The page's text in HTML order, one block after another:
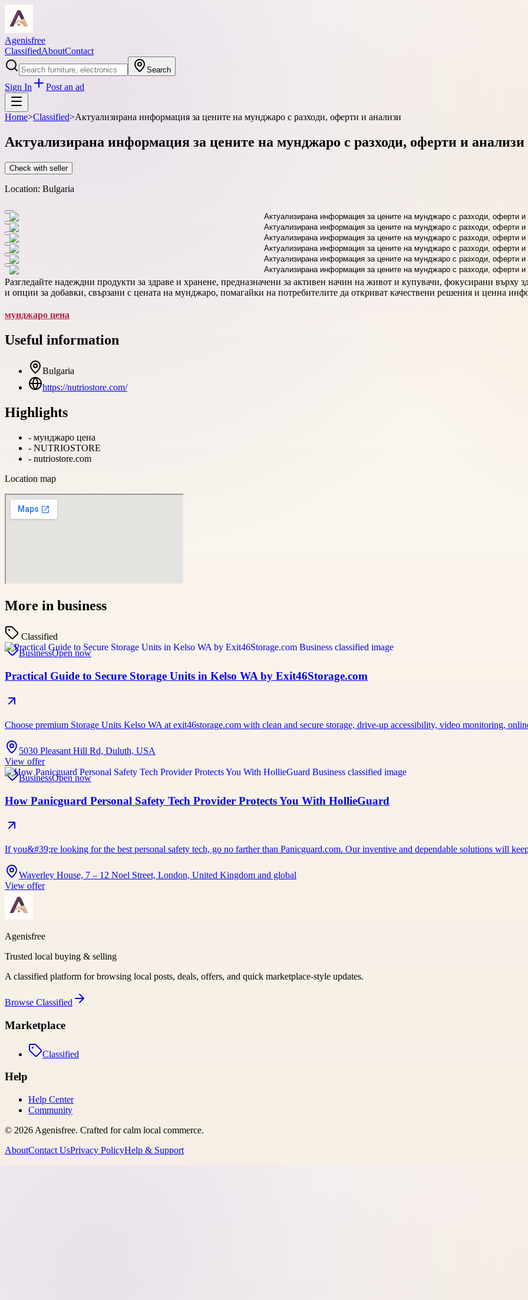
Agenisfree
ClassifiedAboutContact
Search
Sign In Post an ad
Home>Classified>Актуализирана информация за цените на мунджаро с разходи, оферти и анализи
Актуализирана информация за цените на мунджаро с разходи, оферти и анализи
Check with seller
Location: Bulgaria
Разгледайте надеждни продукти за здраве и хранене, предназначени за активен начин на живот и купувачи, фокусирани върху
и опции за добавки, свързани с цената на мунджаро, помагайки на потребителите да откриват качествени решения и ценна
мунджаро цена
Useful information
Bulgaria
https://nutriostore.com/
Highlights
- мунджаро цена
- NUTRIOSTORE
- nutriostore.com
Location map
More in business
Classified
BusinessOpen now
Practical Guide to Secure Storage Units in Kelso WA by Exit46Storage.com
Choose premium Storage Units Kelso WA at exit46storage.com with clean and secure storage, drive-up accessibility, video monitoring,
5030 Pleasant Hill Rd, Duluth, USA
View offer
BusinessOpen now
How Panicguard Personal Safety Tech Provider Protects You With HollieGuard
If you&#39;re looking for the best personal safety tech, go no farther than Panicguard.com. Our inventive and dependable solutions will
Waverley House, 7 – 12 Noel Street, London, United Kingdom and global
View offer
Agenisfree
Trusted local buying & selling
A classified platform for browsing local posts, deals, offers, and quick marketplace-style updates.
Browse Classified
Marketplace
Classified
Help
Help Center
Community
© 2026 Agenisfree. Crafted for calm local commerce.
AboutContact UsPrivacy PolicyHelp & Support